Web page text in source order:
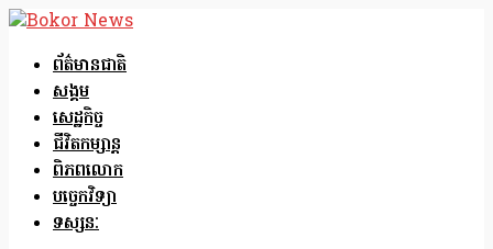
ព័ត៌មានជាតិ
សង្គម
សេដ្ឋកិច្ច
ជីវិតកម្សាន្ត
ពិភពលោក
បច្ចេកវិទ្យា
ទស្សនៈ